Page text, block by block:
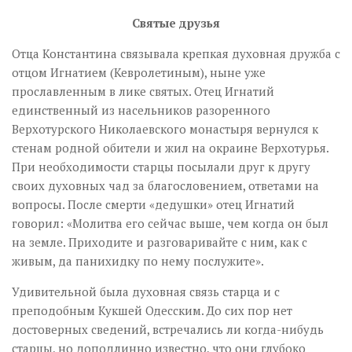
Святые друзья
Отца Константина связывала крепкая духовная дружба с
отцом Игнатием (Кевролетиным), ныне уже
прославленным в лике святых. Отец Игнатий
единственный из насельников разоренного
Верхотурского Николаевского монастыря вернулся к
стенам родной обители и жил на окраине Верхотурья.
При необходимости старцы посылали друг к другу
своих духовных чад за благословением, ответами на
вопросы. После смерти «дедушки» отец Игнатий
говорил: «Молитва его сейчас выше, чем когда он был
на земле. Приходите и разговаривайте с ним, как с
живым, да панихидку по нему послужите».
Удивительной была духовная связь старца и с
преподобным Кукшей Одесским. До сих пор нет
достоверных сведений, встречались ли когда-нибудь
старцы, но доподлинно известно, что они глубоко